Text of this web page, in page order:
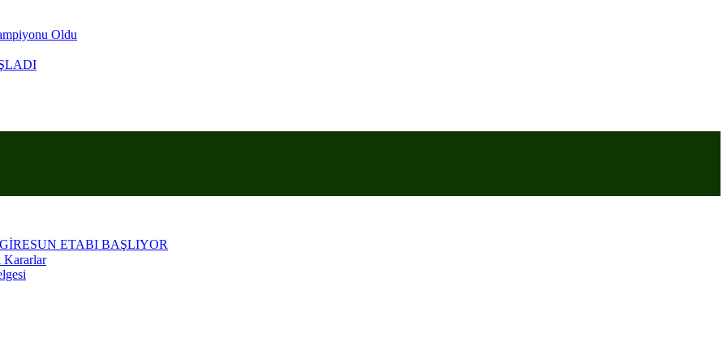
Oldu
ANARIZ
ETABI BAŞLIYOR
Kararlar